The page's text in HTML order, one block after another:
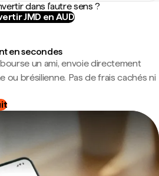
dans l'autre sens ?
JMD en AUD
en secondes
un ami, envoie directement
ou brésilienne. Pas de frais cachés ni